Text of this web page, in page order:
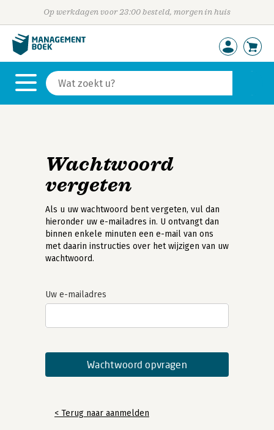
Op werkdagen voor 23:00 besteld, morgen in huis
Wachtwoord
vergeten
Als u uw wachtwoord bent vergeten, vul dan
hieronder uw e-mailadres in. U ontvangt dan
binnen enkele minuten een e-mail van ons
met daarin instructies over het wijzigen van uw
wachtwoord.
Uw e-mailadres
< Terug naar aanmelden